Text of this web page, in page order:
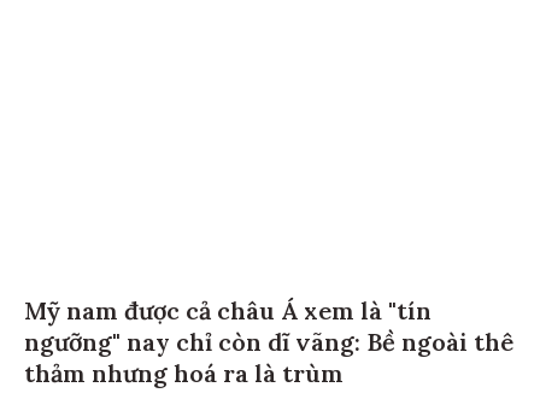
Mỹ nam được cả châu Á xem là "tín
ngưỡng" nay chỉ còn dĩ vãng: Bề ngoài thê
thảm nhưng hoá ra là trùm